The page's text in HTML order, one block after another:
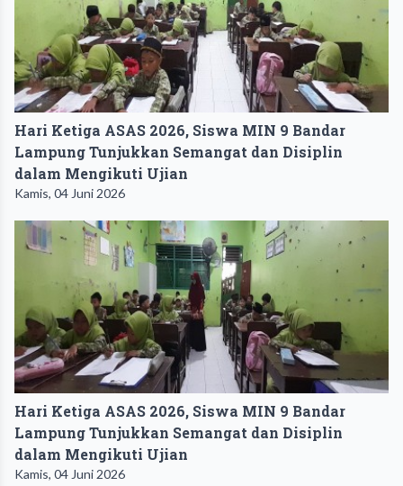
Hari Ketiga ASAS 2026, Siswa MIN 9 Bandar
Lampung Tunjukkan Semangat dan Disiplin
dalam Mengikuti Ujian
Kamis, 04 Juni 2026
Hari Ketiga ASAS 2026, Siswa MIN 9 Bandar
Lampung Tunjukkan Semangat dan Disiplin
dalam Mengikuti Ujian
Kamis, 04 Juni 2026